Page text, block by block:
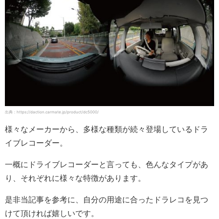
出典：https://daction.carmate.jp/product/dc5000/
様々なメーカーから、多様な種類が続々登場しているドラ
イブレコーダー。
一概にドライブレコーダーと言っても、色んなタイプがあ
り、それぞれに様々な特徴があります。
是非当記事を参考に、自分の用途に合ったドラレコを見つ
けて頂ければ嬉しいです。